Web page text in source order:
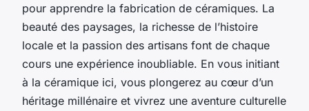
pour apprendre la fabrication de céramiques. La
beauté des paysages, la richesse de l’histoire
locale et la passion des artisans font de chaque
cours une expérience inoubliable. En vous initiant
à la céramique ici, vous plongerez au cœur d’un
héritage millénaire et vivrez une aventure culturelle